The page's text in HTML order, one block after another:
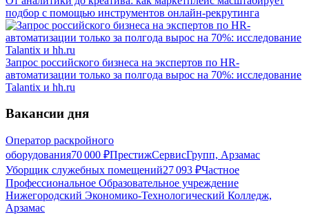
подбор с помощью инструментов онлайн-рекрутинга
Запрос российского бизнеса на экспертов по HR-
автоматизации только за полгода вырос на 70%: исследование
Talantix и hh.ru
Вакансии дня
Оператор раскройного
оборудования70 000 ₽ПрестижСервисГрупп, Арзамас
Уборщик служебных помещений27 093 ₽Частное
Профессиональное Образовательное учреждение
Нижегородский Экономико-Технологический Колледж,
Арзамас